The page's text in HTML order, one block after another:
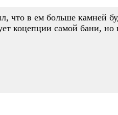
что в ем больше камней
коцепции самой бани, но